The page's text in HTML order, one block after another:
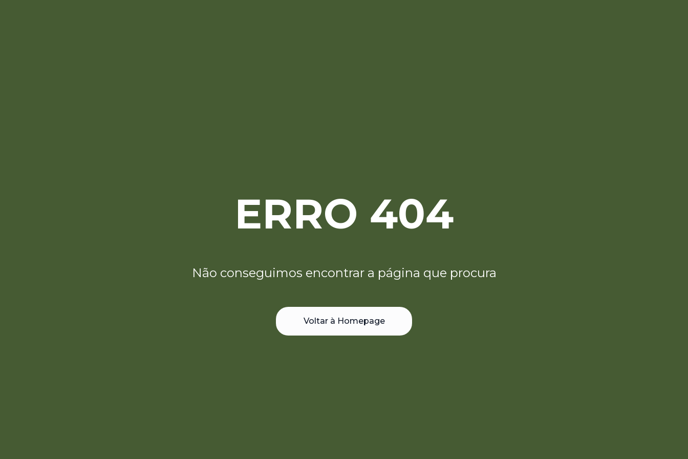
ERRO 404
Não conseguimos encontrar a página que procura
Voltar à Homepage